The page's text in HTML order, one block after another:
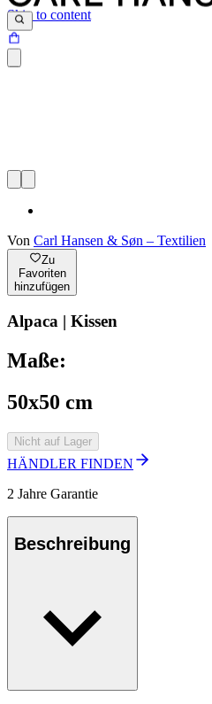
Skip to content
Von Carl Hansen & Søn – Textilien
Zu
Favoriten
hinzufügen
Alpaca | Kissen
Maße:
50x50 cm
Nicht auf Lager
HÄNDLER FINDEN
2 Jahre Garantie
Beschreibung